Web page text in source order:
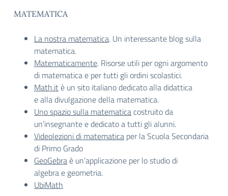
MATEMATICA
La nostra matematica. Un interessante blog sulla
matematica.
Matematicamente. Risorse utili per ogni argomento
di matematica e per tutti gli ordini scolastici.
Math.itè un sito italiano dedicato alla didattica
e alla divulgazione della matematica.
Uno spazio sulla matematica costruito da
un’insegnante e dedicato a tutti gli alunni.
Videolezioni di matematica per la Scuola Secondaria
di Primo Grado
GeoGebraè un’applicazione per lo studio di
algebra e geometria.
UbiMath